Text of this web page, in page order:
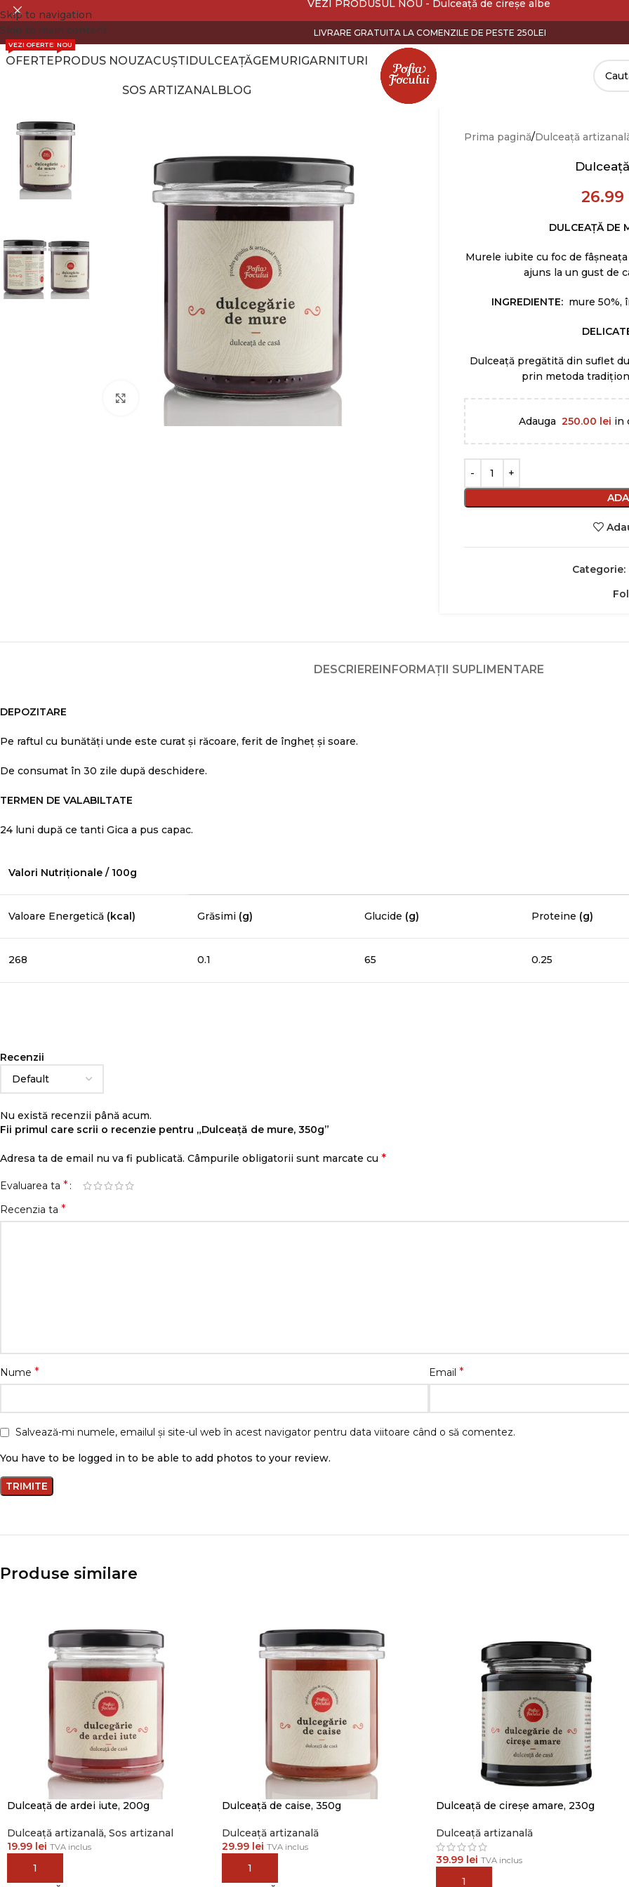
Skip to navigation
Skip to main content
VEZI PRODUSUL NOU - Dulceață de cireșe albe
LIVRARE GRATUITA LA COMENZILE DE PESTE 250LEI
OFERTE
VEZI OFERTELE
PRODUS NOU
NOU
ZACUȘTIDULCEAȚĂGEMURIGARNITURI
SOS ARTIZANALBLOG
Click to enlarge
Prima pagină Dulceață
26.99
DULCEAȚĂ DE
Murele iubite cu foc de
ajuns la un gust de
INGREDIENTE: mure 50%,
Dulceață pregătită din suflet
prin metoda
Adauga 250.00 lei in
Categorie:
DESCRIEREINFORMAȚII SUPLIMENTARE
DEPOZITARE
Pe raftul cu bunătăți unde este curat și răcoare, ferit de îngheț și soare.
De consumat în 30 zile după deschidere.
TERMEN DE VALABILTATE
24 luni după ce tanti Gica a pus capac.
Valori Nutriționale / 100g
Valoare Energetică (kcal) Grăsimi (g) Glucide (g) Proteine (g)
268 0.1 65 0.25
Recenzii
Nu există recenzii până acum.
Fii primul care scrii o recenzie pentru „Dulceață de mure, 350g”
Adresa ta de email nu va fi publicată. Câmpurile obligatorii sunt marcate cu *
Evaluarea ta *
Recenzia ta *
Nume * Email *
Salvează-mi numele, emailul și site-ul web în acest navigator pentru data viitoare când o să comentez.
You have to be logged in to be able to add photos to your review.
Produse similare
Dulceață de ardei iute, 200g
Dulceață artizanală, Sos artizanal
19.99 lei TVA inclus
ADAUGĂ ÎN COȘ
Dulceață de caise, 350g
Dulceață artizanală
29.99 lei TVA inclus
ADAUGĂ ÎN COȘ
Dulceață de cireșe amare, 230g
Dulceață artizanală
39.99 lei TVA inclus
ADAUGĂ ÎN COȘ